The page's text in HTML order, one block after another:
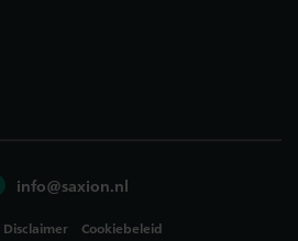
info@saxion.nl
Disclaimer Cookiebeleid